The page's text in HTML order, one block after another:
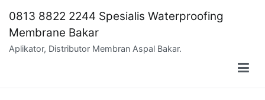
content
0813 8822 2244 Spesialis Waterproofing
Membrane Bakar
Aplikator, Distributor Membran Aspal Bakar.